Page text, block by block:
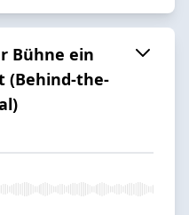
Bühne ein
(Behind-the-